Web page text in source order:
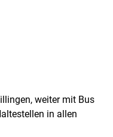
weiter mit Bus
in allen